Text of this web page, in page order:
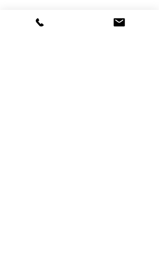
5. Segurança e Ergonomia na
Soldadura de Tubos